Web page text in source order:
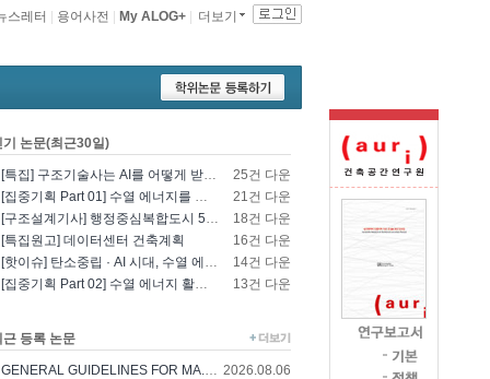
더보기
My ALOG+
용어사전
스레터
기 논문(최근30일)
[특집] 구조기술사는 AI를 어떻게 받아들일 것인가? - 영국구조기술사회의 AI 및 L..
25건 다운
[집중기획 Part 01] 수열 에너지를 이용한 건물 냉난방 및 데이터센터 냉각
21건 다운
[구조설계기사] 행정중심복합도시 5-1생활권 L5BL 공공주택 건설공사 모듈러 건축물 ..
18건 다운
[특집원고] 데이터센터 건축계획
16건 다운
[핫이슈] 탄소중립 · AI 시대, 수열 에너지 기술의 재조명과 고도화 방향
14건 다운
[집중기획 Part 02] 수열 에너지 활용 기술 및 수열 플랜트 적용
13건 다운
근 등록 논문
GENERAL GUIDELINES FOR MA.. 2026.08.06